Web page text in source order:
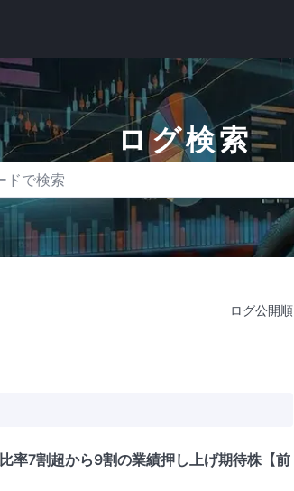
ログ検索
検索
ログ公開順
率7割超から9割の業績押し上げ期待株【前